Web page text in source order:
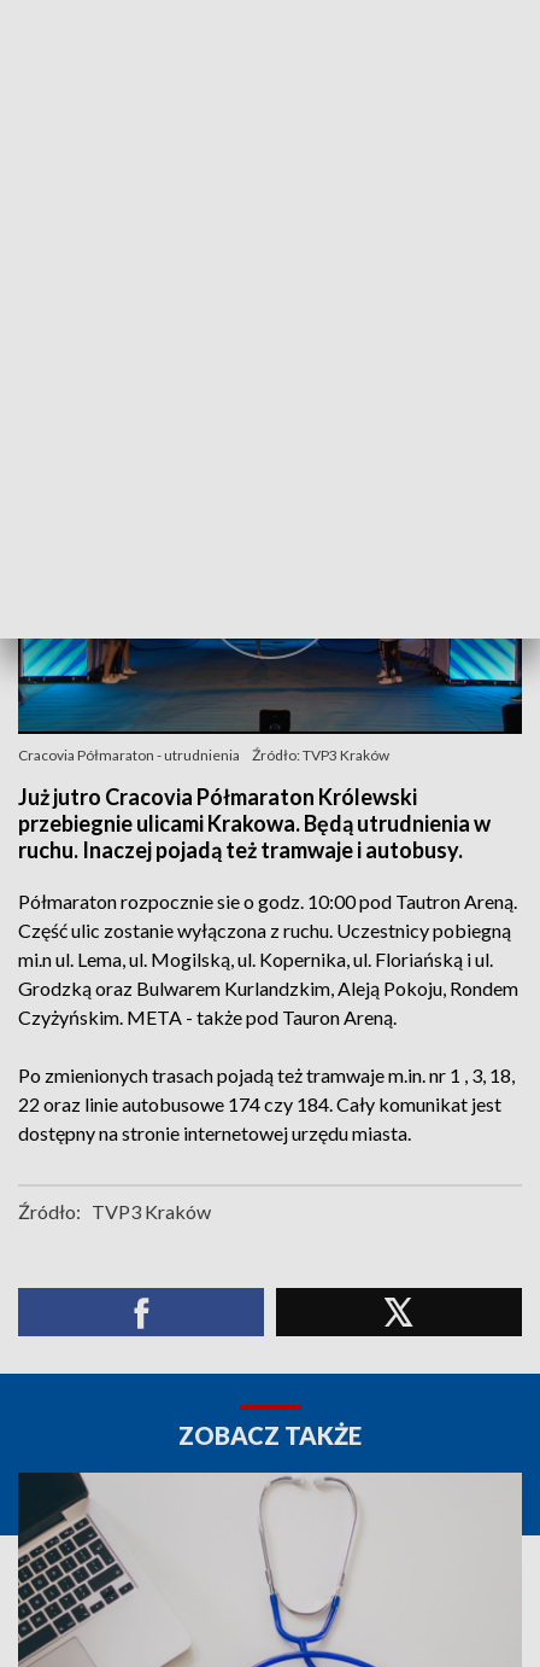
Cracovia Półmaraton - utrudnienia Źródło: TVP3 Kraków
Już jutro Cracovia Półmaraton Królewski
przebiegnie ulicami Krakowa. Będą utrudnienia w
ruchu. Inaczej pojadą też tramwaje i autobusy.
Półmaraton rozpocznie sie o godz. 10:00 pod Tautron Areną.
Część ulic zostanie wyłączona z ruchu. Uczestnicy pobiegną
mi.n ul. Lema, ul. Mogilską, ul. Kopernika, ul. Floriańską i ul.
Grodzką oraz Bulwarem Kurlandzkim, Aleją Pokoju, Rondem
Czyżyńskim. META - także pod Tauron Areną.
Po zmienionych trasach pojadą też tramwaje m.in. nr 1 , 3, 18,
22 oraz linie autobusowe 174 czy 184. Cały komunikat jest
dostępny na stronie internetowej urzędu miasta.
Źródło: TVP3 Kraków
ZOBACZ TAKŻE